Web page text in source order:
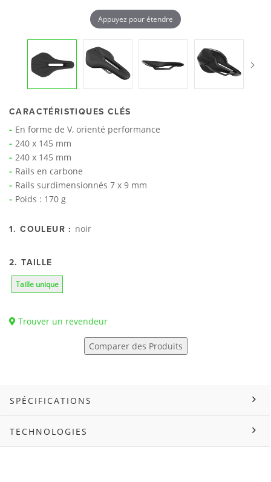
Appuyez pour étendre
CARACTÉRISTIQUES CLÉS
En forme de V, orienté performance
240 x 145 mm
240 x 145 mm
Rails en carbone
Rails surdimensionnés 7 x 9 mm
Poids : 170 g
1. COULEUR : noir
2. TAILLE
Taille unique
Trouver un revendeur
Comparer des Produits
SPÉCIFICATIONS
TECHNOLOGIES